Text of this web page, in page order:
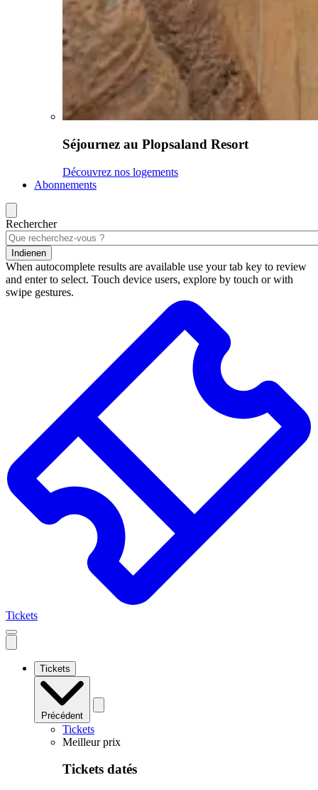
Séjournez au Plopsaland Resort
Découvrez nos logements
Abonnements
Rechercher
Indienen
When autocomplete results are available use your tab key to review
and enter to select. Touch device users, explore by touch or with
swipe gestures.
Tickets
Open
mobile
Tickets
Précédent
Tickets
Meilleur prix
Tickets datés